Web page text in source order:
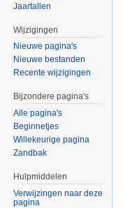
Jaartallen
Wijzigingen
Nieuwe pagina's
Nieuwe bestanden
Recente wijzigingen
Bijzondere pagina's
Alle pagina's
Beginnetjes
Willekeurige pagina
Zandbak
Hulpmiddelen
Verwijzingen naar deze
pagina